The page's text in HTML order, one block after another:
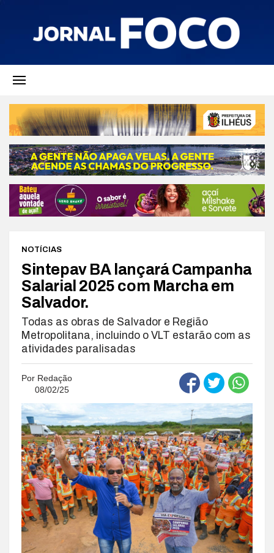
NOTÍCIAS
Sintepav BA lançará Campanha
Salarial 2025 com Marcha em
Salvador.
Todas as obras de Salvador e Região
Metropolitana, incluindo o VLT estarão com as
atividades paralisadas
Por Redação
08/02/25